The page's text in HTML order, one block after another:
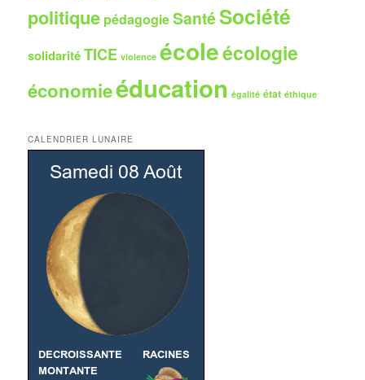
politique pédagogieSantéSociété
solidaritéTICE violence écoleécologie
économieéducation égalité état éthique
CALENDRIER LUNAIRE